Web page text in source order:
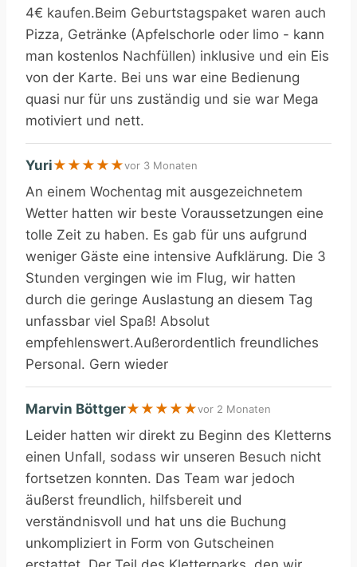
4€ kaufen.Beim Geburtstagspaket waren auch
Pizza, Getränke (Apfelschorle oder limo - kann
man kostenlos Nachfüllen) inklusive und ein Eis
von der Karte. Bei uns war eine Bedienung
quasi nur für uns zuständig und sie war Mega
motiviert und nett.
Yuri★ ★ ★ ★ ★vor 3 Monaten
An einem Wochentag mit ausgezeichnetem
Wetter hatten wir beste Voraussetzungen eine
tolle Zeit zu haben. Es gab für uns aufgrund
weniger Gäste eine intensive Aufklärung. Die 3
Stunden vergingen wie im Flug, wir hatten
durch die geringe Auslastung an diesem Tag
unfassbar viel Spaß! Absolut
empfehlenswert.Außerordentlich freundliches
Personal. Gern wieder
Marvin Böttger★ ★ ★ ★ ★vor 2 Monaten
Leider hatten wir direkt zu Beginn des Kletterns
einen Unfall, sodass wir unseren Besuch nicht
fortsetzen konnten. Das Team war jedoch
äußerst freundlich, hilfsbereit und
verständnisvoll und hat uns die Buchung
unkompliziert in Form von Gutscheinen